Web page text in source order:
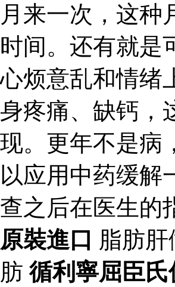
月来一次，这种
时间。还有就是
心烦意乱和情绪
身疼痛、缺钙，
现。更年不是病
以应用中药缓解
查之后在医生的
原裝進口 脂肪
肪循利寧屈臣氏